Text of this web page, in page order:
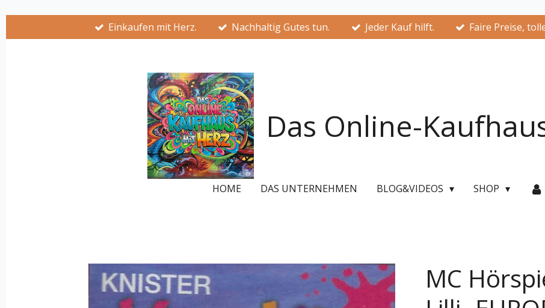
springen
Einkaufen mit Herz. Nachhaltig Gutes tun. Jeder Kauf hilft. Faire Preise,
Das Online-
HOME DAS UNTERNEHMEN BLOG&VIDEOS SHOP
MC